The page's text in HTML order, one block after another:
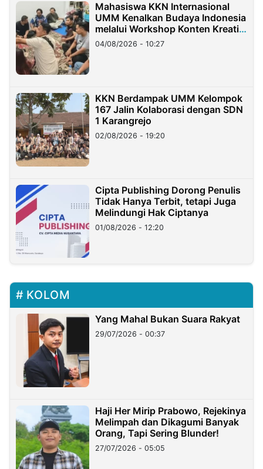
Mahasiswa KKN Internasional
UMM Kenalkan Budaya Indonesia
melalui Workshop Konten Kreatif
di Taiwan
04/08/2026 - 10:27
KKN Berdampak UMM Kelompok
167 Jalin Kolaborasi dengan SDN
1 Karangrejo
02/08/2026 - 19:20
Cipta Publishing Dorong Penulis
Tidak Hanya Terbit, tetapi Juga
Melindungi Hak Ciptanya
01/08/2026 - 12:20
KOLOM
Yang Mahal Bukan Suara Rakyat
29/07/2026 - 00:37
Haji Her Mirip Prabowo, Rejekinya
Melimpah dan Dikagumi Banyak
Orang, Tapi Sering Blunder!
27/07/2026 - 05:05